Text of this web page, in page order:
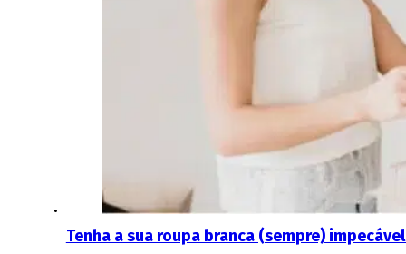
Tenha a sua roupa branca (sempre)